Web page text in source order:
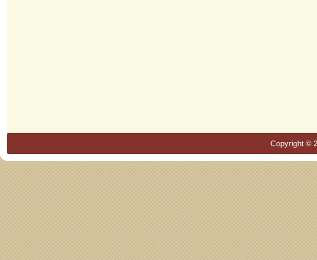
Copyright ©